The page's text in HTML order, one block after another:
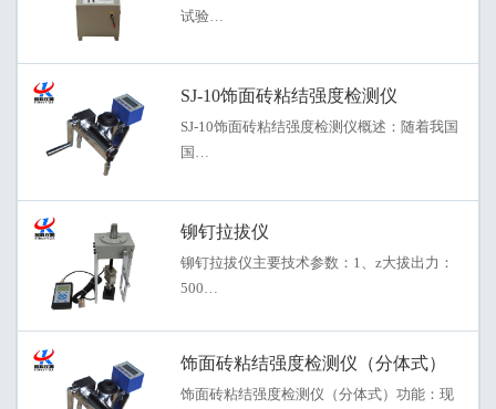
试验…
SJ-10饰面砖粘结强度检测仪
SJ-10饰面砖粘结强度检测仪概述：随着我国
国…
铆钉拉拔仪
铆钉拉拔仪主要技术参数：1、z大拔出力：
500…
饰面砖粘结强度检测仪（分体式）
饰面砖粘结强度检测仪（分体式）功能：现